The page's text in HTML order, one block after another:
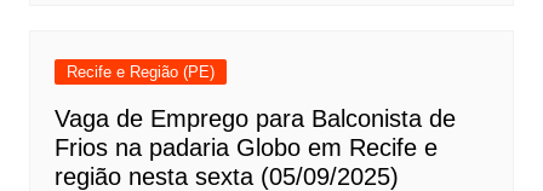
Recife e Região (PE)
Vaga de Emprego para Balconista de
Frios na padaria Globo em Recife e
região nesta sexta (05/09/2025)